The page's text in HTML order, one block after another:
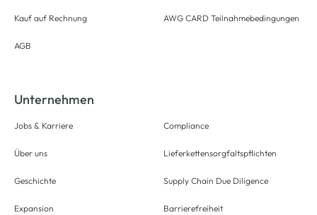
Kauf auf Rechnung
AGB
AWG CARD Teilnahmebedingungen
Unternehmen
Jobs & Karriere
Über uns
Geschichte
Expansion
Compliance
Lieferkettensorgfaltspflichten
Supply Chain Due Diligence
Barrierefreiheit